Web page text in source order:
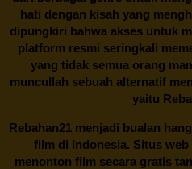
hati dengan kisah yang
dipungkiri bahwa akses untuk
platform resmi seringkali
yang tidak semua orang
muncullah sebuah alternatif
yaitu
Rebahan21menjadi bualan
film di Indonesia. Situs
menonton film secara gratis